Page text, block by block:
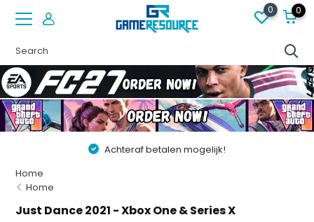
0 0
Vóór 22:00 besteld op werkdagen,
Home
Home
Just Dance 2021 - Xbox One & Series X